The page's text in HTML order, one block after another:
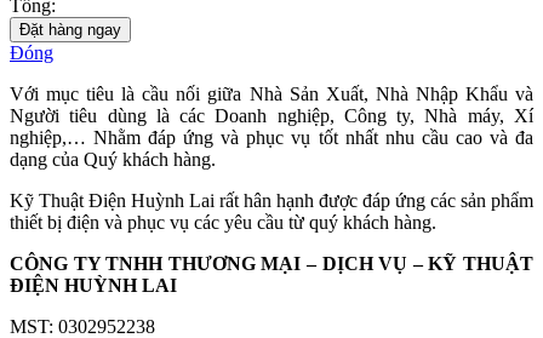
Tổng:
Đặt hàng ngay
Đóng
Với mục tiêu là cầu nối giữa Nhà Sản Xuất, Nhà Nhập Khẩu và
Người tiêu dùng là các Doanh nghiệp, Công ty, Nhà máy, Xí
nghiệp,… Nhằm đáp ứng và phục vụ tốt nhất nhu cầu cao và đa
dạng của Quý khách hàng.
Kỹ Thuật Điện Huỳnh Lai rất hân hạnh được đáp ứng các sản phẩm
thiết bị điện và phục vụ các yêu cầu từ quý khách hàng.
CÔNG TY TNHH THƯƠNG MẠI – DỊCH VỤ – KỸ THUẬT
ĐIỆN HUỲNH LAI
MST: 0302952238